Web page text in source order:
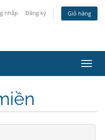
nhập Đăng ký Giỏ hàng